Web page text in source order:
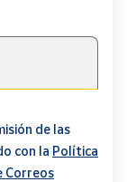
de las
con la Política
Correos